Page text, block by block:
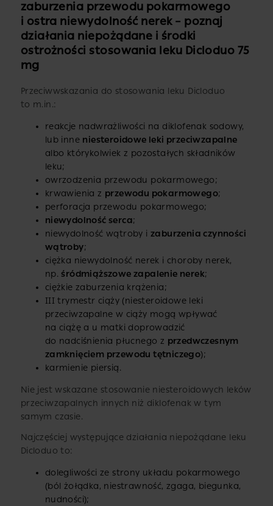
zaburzenia przewodu pokarmowego
i ostra niewydolność nerek – poznaj
działania niepożądane i środki
ostrożności stosowania leku Dicloduo 75
mg
Przeciwwskazania do stosowania leku Dicloduo
to m.in.:
reakcje nadwrażliwości na diklofenak sodowy,
lub inne niesteroidowe leki przeciwzapalne
albo którykolwiek z pozostałych składników
leku;
owrzodzenia przewodu pokarmowego;
krwawienia z przewodu pokarmowego;
perforacja przewodu pokarmowego;
niewydolność serca;
niewydolność wątroby i zaburzenia czynności
wątroby;
ciężka niewydolność nerek i choroby nerek,
np.śródmiąższowe zapalenie nerek;
ciężkie zaburzenia krążenia;
III trymestr ciąży (niesteroidowe leki
przeciwzapalne w ciąży mogą wpływać
na ciążę a u matki doprowadzić
do nadciśnienia płucnego z przedwczesnym
zamknięciem przewodu tętniczego);
karmienie piersią.
Nie jest wskazane stosowanie niesteroidowych leków
przeciwzapalnych innych niż diklofenak w tym
samym czasie.
Najczęściej występujące działania niepożądane leku
Dicloduo to:
dolegliwości ze strony układu pokarmowego
(ból żołądka, niestrawność, zgaga, biegunka,
nudności);